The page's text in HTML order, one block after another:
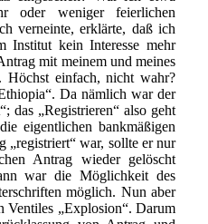
oder weniger feierlichen
verneinte, erklärte, daß ich
Institut kein Interesse mehr
mit meinem und meines
Höchst einfach, nicht wahr?
Da nämlich war der
das „Registrieren“ also geht
eigentlichen bankmäßigen
war, sollte er nur
Antrag wieder gelöscht
war die Möglichkeit des
möglich. Nun aber
Ventiles „Explosion“. Darum